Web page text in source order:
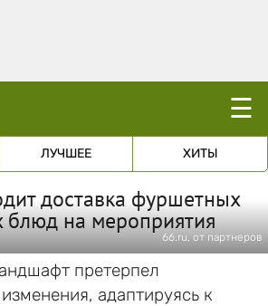
☰
ЛУЧШЕЕ ХИТЫ
доставка фуршетных
блюд на мероприятия
66.ru, от партнеров
претерпел
адаптируясь к